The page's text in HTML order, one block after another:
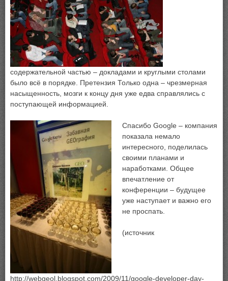
содержательной частью – докладами и круглыми столами
было всё в порядке. Претензия Только одна – чрезмерная
насыщенность, мозги к концу дня уже едва справлялись с
поступающей информацией.
Спасибо Google – компания
показала немало
интересного, поделилась
своими планами и
наработками. Общее
впечатление от
конференции – будущее
уже наступает и важно его
не проспать.
(источник
http://webgeol.blogspot.com/2009/11/google-developer-day-